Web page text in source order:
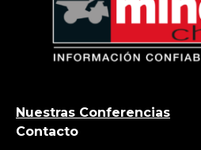
Nuestras Conferencias
Contacto